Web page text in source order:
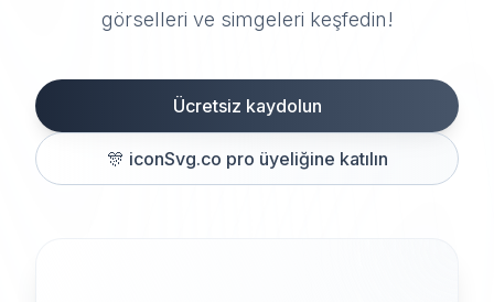
görselleri ve simgeleri keşfedin!
Ücretsiz kaydolun
🎊 iconSvg.co pro üyeliğine katılın